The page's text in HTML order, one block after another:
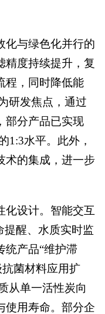
化与绿色化并行的
精度持续提升，复
程，同时降低能
研发焦点，通过
部分产品已实现
1:3水平。此外，
术的集成，进一步
化设计。智能交互
提醒、水质实时监
统产品“维护滞
菌材料应用扩
从单一活性炭向
使用寿命。部分企